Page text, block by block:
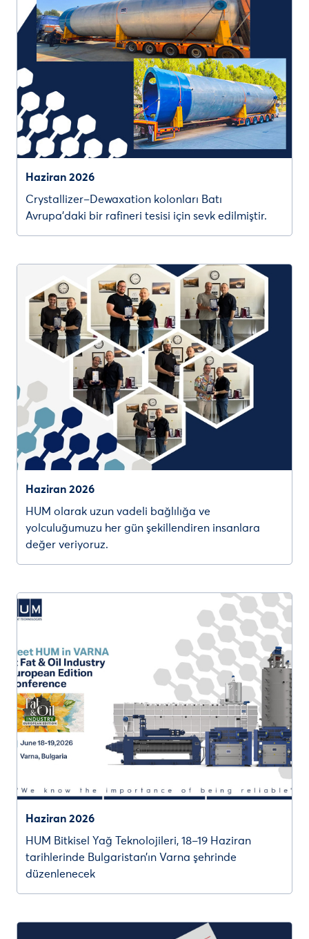
Haziran 2026
Crystallizer–Dewaxation kolonları Batı
Avrupa’daki bir rafineri tesisi için sevk edilmiştir.
Haziran 2026
HUM olarak uzun vadeli bağlılığa ve
yolculuğumuzu her gün şekillendiren insanlara
değer veriyoruz.
Haziran 2026
HUM Bitkisel Yağ Teknolojileri, 18–19 Haziran
tarihlerinde Bulgaristan’ın Varna şehrinde
düzenlenecek